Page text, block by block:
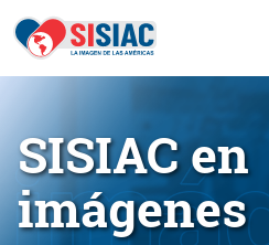
SISIAC en
imágenes